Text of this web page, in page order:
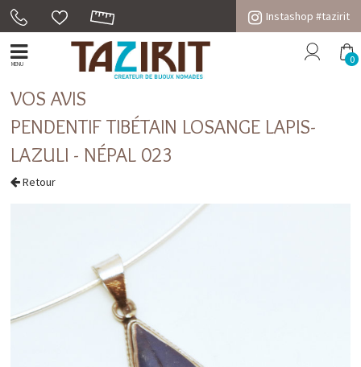
Instashop #tazirit
MENU 0
VOS AVIS
PENDENTIF TIBÉTAIN LOSANGE LAPIS-
LAZULI - NÉPAL 023
Retour